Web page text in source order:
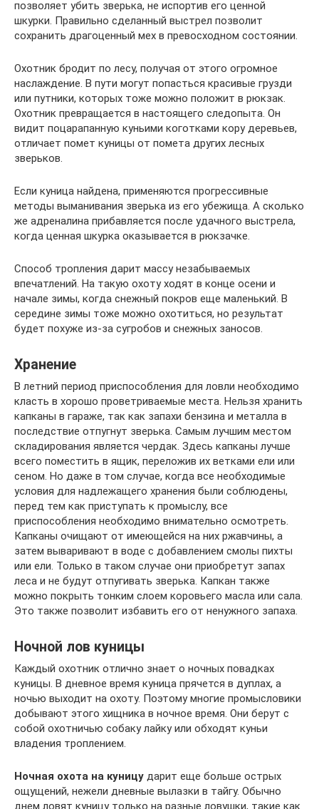
позволяет убить зверька, не испортив его ценной
шкурки. Правильно сделанный выстрел позволит
сохранить драгоценный мех в превосходном состоянии.
Охотник бродит по лесу, получая от этого огромное
наслаждение. В пути могут попасться красивые грузди
или путники, которых тоже можно положит в рюкзак.
Охотник превращается в настоящего следопыта. Он
видит поцарапанную куньими коготками кору деревьев,
отличает помет куницы от помета других лесных
зверьков.
Если куница найдена, применяются прогрессивные
методы выманивания зверька из его убежища. А сколько
же адреналина прибавляется после удачного выстрела,
когда ценная шкурка оказывается в рюкзачке.
Способ тропления дарит массу незабываемых
впечатлений. На такую охоту ходят в конце осени и
начале зимы, когда снежный покров еще маленький. В
середине зимы тоже можно охотиться, но результат
будет похуже из-за сугробов и снежных заносов.
Хранение
В летний период приспособления для ловли необходимо
класть в хорошо проветриваемые места. Нельзя хранить
капканы в гараже, так как запахи бензина и металла в
последствие отпугнут зверька. Самым лучшим местом
складирования является чердак. Здесь капканы лучше
всего поместить в ящик, переложив их ветками ели или
сеном. Но даже в том случае, когда все необходимые
условия для надлежащего хранения были соблюдены,
перед тем как приступать к промыслу, все
приспособления необходимо внимательно осмотреть.
Капканы очищают от имеющейся на них ржавчины, а
затем вываривают в воде с добавлением смолы пихты
или ели. Только в таком случае они приобретут запах
леса и не будут отпугивать зверька. Капкан также
можно покрыть тонким слоем коровьего масла или сала.
Это также позволит избавить его от ненужного запаха.
Ночной лов куницы
Каждый охотник отлично знает о ночных повадках
куницы. В дневное время куница прячется в дуплах, а
ночью выходит на охоту. Поэтому многие промысловики
добывают этого хищника в ночное время. Они берут с
собой охотничью собаку лайку или обходят куньи
владения троплением.
Ночная охота на куницу дарит еще больше острых
ощущений, нежели дневные вылазки в тайгу. Обычно
днем ловят куницу только на разные ловушки, такие как